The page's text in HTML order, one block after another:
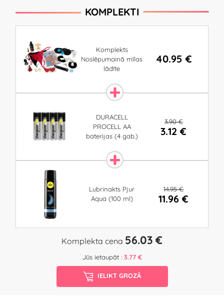
KOMPLEKTI
Komplekts
Noslēpumainā mīlas
lādīte
40.95 €
DURACELL
PROCELL AA
baterijas (4 gab.)
3.90 €
3.12 €
Lubrinakts Pjur
Aqua (100 ml)
14.95 €
11.96 €
Komplekta cena 56.03 €
Jūs ietaupāt : 3.77 €
IELIKT GROZĀ